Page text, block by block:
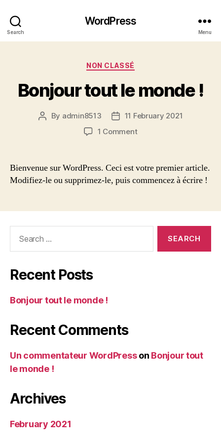
Search
WordPress
Menu
Categories
NON CLASSÉ
Bonjour tout le monde !
Post
By admin8513
Post11 February 2021
1 Commenton
monde !
Bienvenue sur WordPress. Ceci est votre premier article.
Modifiez-le ou supprimez-le, puis commencez à écrire !
Recent Posts
Bonjour tout le monde !
Recent Comments
Un commentateur WordPresson Bonjour tout
le monde !
Archives
February 2021